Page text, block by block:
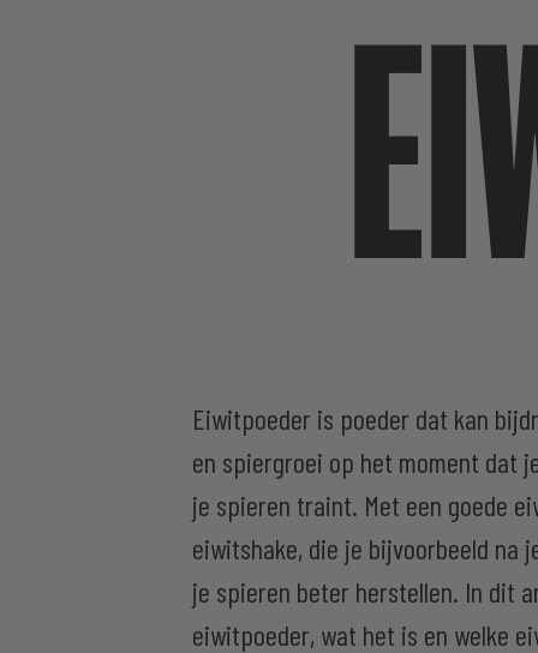
Eiwitpoeder is poeder dat kan
en spiergroei op het moment dat
je spieren traint. Met een goede
eiwitshake, die je bijvoorbeeld na
je spieren beter herstellen. In dit
eiwitpoeder, wat het is en welke